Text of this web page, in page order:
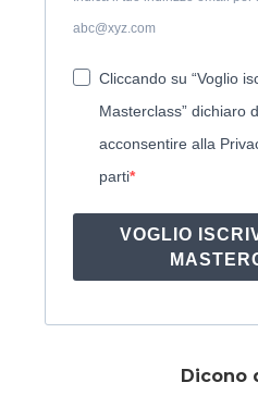
abc@xyz.com
Cliccando su “Voglio
Masterclass” dichiaro
acconsentire alla
parti
VOGLIO
Dicono